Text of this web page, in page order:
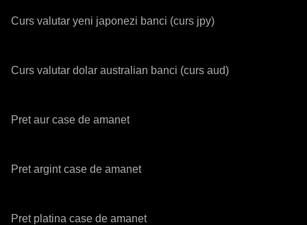
Curs valutar yeni japonezi banci (curs jpy)
Curs valutar dolar australian banci (curs aud)
Pret aur case de amanet
Pret argint case de amanet
Pret platina case de amanet